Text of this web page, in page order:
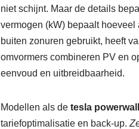
niet schijnt. Maar de details
vermogen (kW) bepaalt
buiten zonuren gebruikt, heeft
omvormers combineren PV en
eenvoud en uitbreidbaarheid.
Modellen als de tesla powerwall
tariefoptimalisatie en back-up.